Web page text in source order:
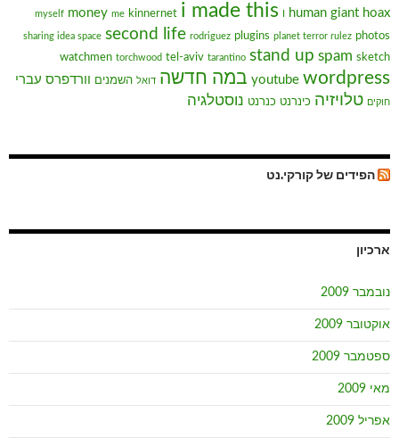
hoax
human giant
i made this
kinnernet
me
money
myself
photos
planet terror rulez
plugins
rodriguez
second life
sharing idea space
sketch
spam
stand up
tarantino
tel-aviv
torchwood
watchmen
wordpress
youtube במה חדשה דואל השמנים וורדפרס עברי
חוקים טלויזיה כינרנט כנרנט נוסטלגיה
הפידים של קורקי.נט
ארכיון
נובמבר 2009
אוקטובר 2009
ספטמבר 2009
מאי 2009
אפריל 2009